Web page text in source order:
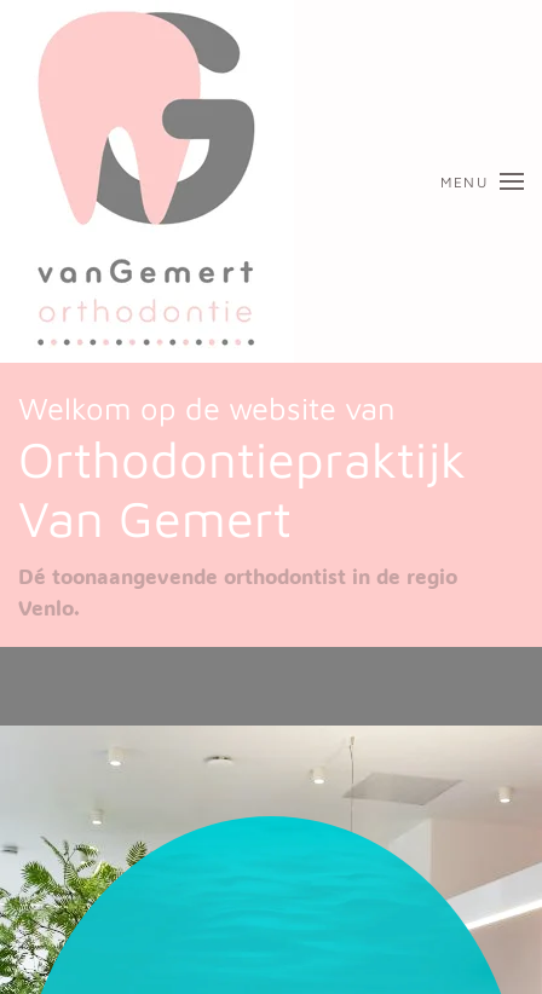
Skip to main content
MENU
Welkom op de website van
Orthodontiepraktijk
Van Gemert
Dé toonaangevende orthodontist in de regio
Venlo.